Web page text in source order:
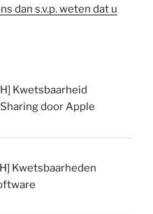
dan s.v.p. weten dat u
Kwetsbaarheid
door Apple
Kwetsbaarheden